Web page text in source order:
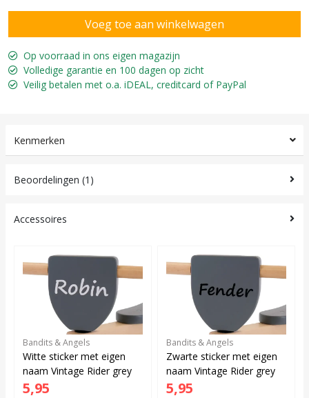
Op voorraad in ons eigen magazijn
Volledige garantie en 100 dagen op zicht
Veilig betalen met o.a. iDEAL, creditcard of PayPal
Kenmerken
Beoordelingen (1)
Accessoires
Bandits & Angels
Witte sticker met eigen
naam Vintage Rider grey
5,95
Bandits & Angels
Zwarte sticker met eigen
naam Vintage Rider grey
5,95